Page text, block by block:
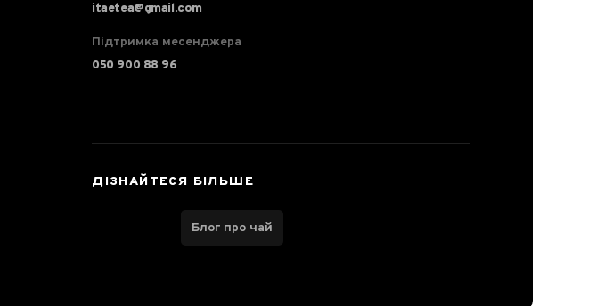
itaetea@gmail.com
Підтримка месенджера
050 900 88 96
ДІЗНАЙТЕСЯ БІЛЬШЕ
Блог про чай